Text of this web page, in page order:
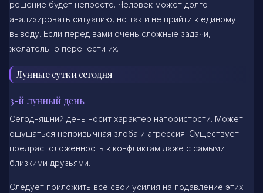
решение будет непросто. Человек может долго
анализировать ситуацию, но так и не прийти к единому
выводу. Если перед вами очень сложные задачи,
желательно перенести их.
Лунные сутки сегодня
3-й лунный день
Сегодняшний день носит характер напористости. Может
ощущаться непривычная злоба и агрессия. Существует
предрасположенность к конфликтам даже с самыми
близкими друзьями.
Следует приложить все свои усилия на подавление этих